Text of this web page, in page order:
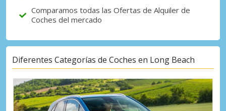
Comparamos todas las Ofertas de Alquiler de
Coches del mercado
Diferentes Categorías de Coches en Long Beach